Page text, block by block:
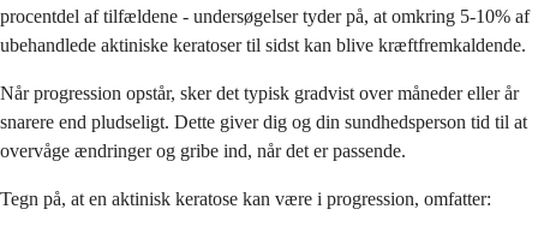
procentdel af tilfældene - undersøgelser tyder på, at omkring 5-10% af
ubehandlede aktiniske keratoser til sidst kan blive kræftfremkaldende.
Når progression opstår, sker det typisk gradvist over måneder eller år
snarere end pludseligt. Dette giver dig og din sundhedsperson tid til at
overvåge ændringer og gribe ind, når det er passende.
Tegn på, at en aktinisk keratose kan være i progression, omfatter: